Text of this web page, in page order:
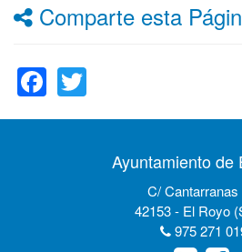
Comparte esta
Facebook
Ayuntamiento de
C/ Cantarranas
42153 - El Royo
975 271